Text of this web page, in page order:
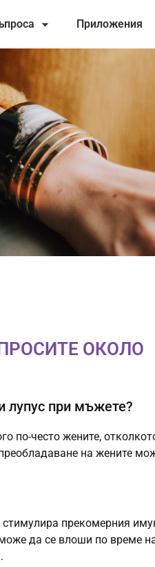
Приложения
ОКОЛО
лупус при мъжете?
по-често жените,
на жените
прекомерния
да се влоши по време